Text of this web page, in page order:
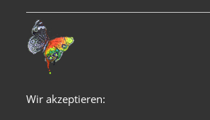
Wir akzeptieren: